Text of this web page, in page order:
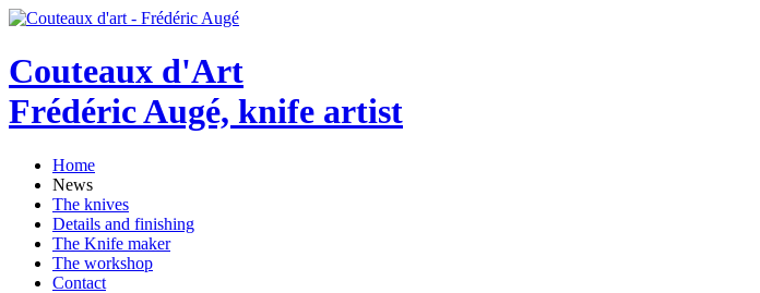
Couteaux d'Art
Frédéric Augé, knife artist
Home
News
The knives
Details and finishing
The Knife maker
The workshop
Contact